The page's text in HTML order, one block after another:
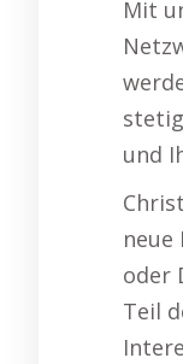
Mit
und
neue
oder
Teil